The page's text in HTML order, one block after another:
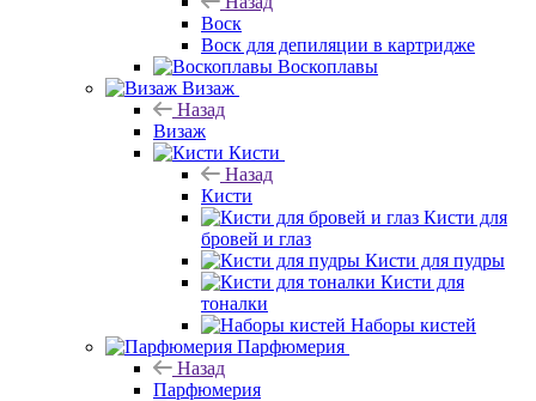
Воск
Воск для депиляции в картридже
Воскоплавы
Визаж
Назад
Визаж
Кисти
Назад
Кисти
Кисти для
бровей и глаз
Кисти для пудры
Кисти для
тоналки
Наборы кистей
Парфюмерия
Назад
Парфюмерия